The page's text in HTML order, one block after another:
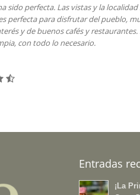
y la localidad son inmejorables, la
del pueblo, muy cerca de todos los
restaurantes. la casita es muy
Entradas
¡La